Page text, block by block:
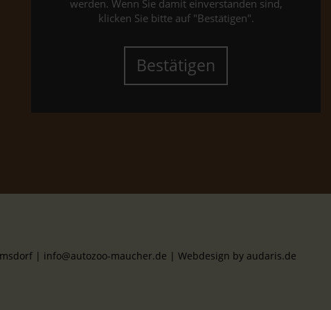
werden. Wenn Sie damit einverstanden sind,
klicken Sie bitte auf "Bestätigen".
Bestätigen
| info@autozoo-maucher.de | Webdesign by audaris.de